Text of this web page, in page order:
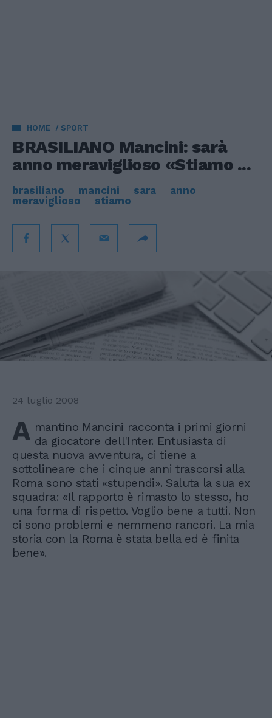
HOME SPORT
BRASILIANO Mancini: sarà
anno meraviglioso «Stiamo ...
brasiliano mancini sara
anno
meraviglioso
stiamo
24 luglio 2008
A mantino Mancini racconta i primi giorni
da giocatore dell'Inter. Entusiasta di
questa nuova avventura, ci tiene a
sottolineare che i cinque anni trascorsi alla
Roma sono stati «stupendi». Saluta la sua ex
squadra: «Il rapporto è rimasto lo stesso, ho
una forma di rispetto. Voglio bene a tutti. Non
ci sono problemi e nemmeno rancori. La mia
storia con la Roma è stata bella ed è finita
bene».